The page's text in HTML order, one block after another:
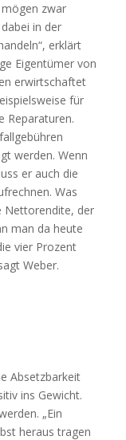
zwar
in der
erklärt
Eigentümer von
erwirtschaftet
für
Reparaturen.
werden. Wenn
er auch die
Was
Nettorendite, der
man da heute
vier Prozent
Weber.
Absetzbarkeit
ins Gewicht.
„Ein
heraus tragen